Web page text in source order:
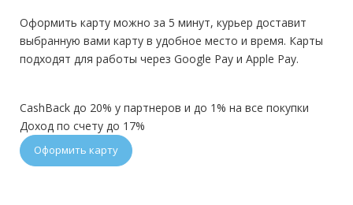
Оформить карту можно за 5 минут, курьер доставит
выбранную вами карту в удобное место и время. Карты
подходят для работы через Google Pay и Apple Pay.
CashBack до 20% у партнеров и до 1% на все покупки
Доход по счету до 17%
Оформить карту